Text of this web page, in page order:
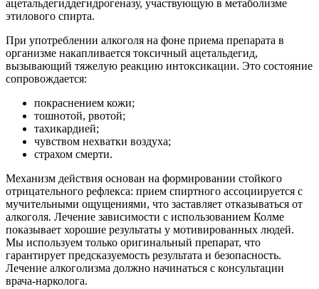
ацетальдегиддегидрогеназу, участвующую в метаболизме
этилового спирта.
При употреблении алкоголя на фоне приема препарата в
организме накапливается токсичный ацетальдегид,
вызывающий тяжелую реакцию интоксикации. Это состояние
сопровождается:
покраснением кожи;
тошнотой, рвотой;
тахикардией;
чувством нехватки воздуха;
страхом смерти.
Механизм действия основан на формировании стойкого
отрицательного рефлекса: прием спиртного ассоциируется с
мучительными ощущениями, что заставляет отказываться от
алкоголя. Лечение зависимости с использованием Колме
показывает хорошие результаты у мотивированных людей.
Мы используем только оригинальный препарат, что
гарантирует предсказуемость результата и безопасность.
Лечение алкоголизма должно начинаться с консультации
врача-нарколога.